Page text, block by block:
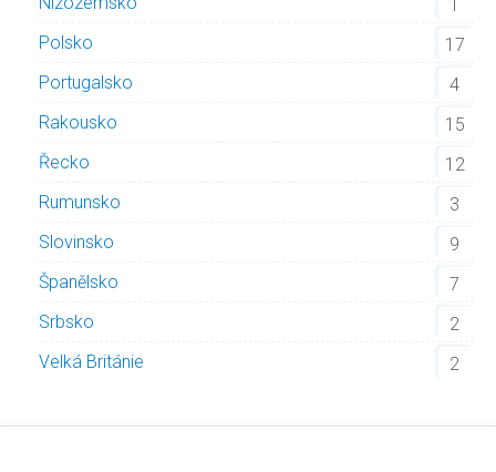
1
Polsko
17
Portugalsko
4
Rakousko
15
Řecko
12
Rumunsko
3
Slovinsko
9
Španělsko
7
Srbsko
2
Velká Británie
2